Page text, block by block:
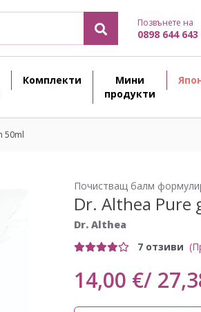
Позвънете на
0898 644 643
Комплекти
Мини
продукти
50ml
Почистващ балм
Dr. Althea Pure
Dr. Althea
7 отзиви
14,00 €/